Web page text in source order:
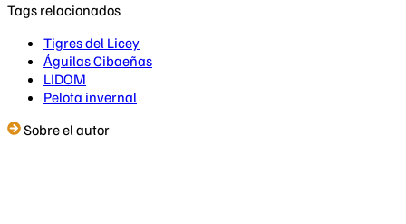
Tags relacionados
Tigres del Licey
Águilas Cibaeñas
LIDOM
Pelota invernal
Sobre el autor